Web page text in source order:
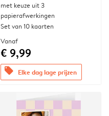
met keuze uit 3
papierafwerkingen
Set van 10 kaarten
Vanaf
€ 9,99
offers Elke dag lage prijzen